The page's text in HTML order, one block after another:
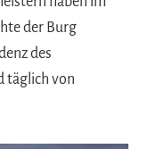
der Burg
des
täglich von